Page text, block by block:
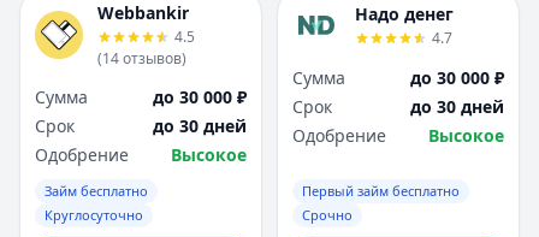
Webbankir
4.5
(14отзывов)
Сумма
до 30 000 ₽
Срок
до 30 дней
Одобрение
Высокое
Займ бесплатно
Круглосуточно
Надо денег
4.7
Сумма
до 30 000 ₽
Срок
до 30 дней
Одобрение
Высокое
Первый займ бесплатно
Срочно